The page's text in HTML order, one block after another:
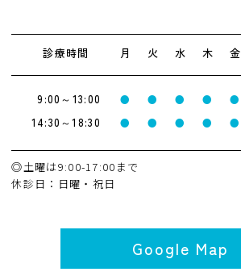
Google Map
診療時間 月 火 水 木 金
9:00～13:00 ● ● ● ● ●
14:30～18:30 ● ● ● ● ●
◎土曜は9:00-17:00まで
休診日：日曜・祝日